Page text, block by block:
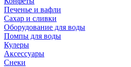
Печенье и вафли
Сахар и сливки
Оборудование для воды
Помпы для воды
Кулеры
Аксессуары
Снеки